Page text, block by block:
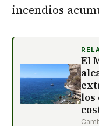
incendios
El
los